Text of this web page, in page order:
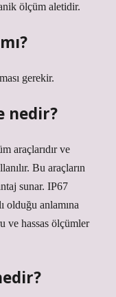
ölçüm aletidir.
gerekir.
nedir?
araçlarıdır ve
Bu araçların
sunar. IP67
olduğu anlamına
ve hassas ölçümler